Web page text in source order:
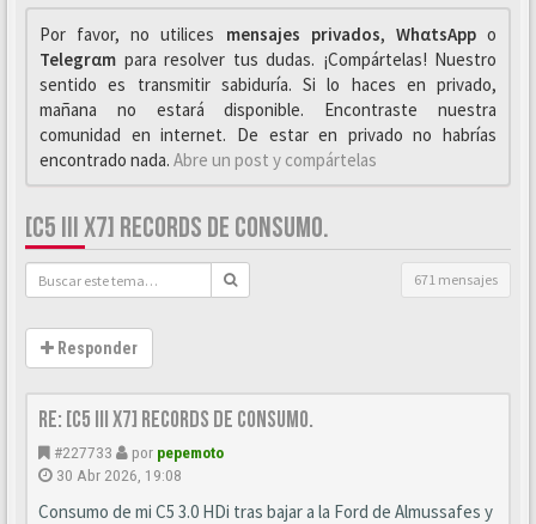
Por favor, no utilices mensajes privados, WhαtsAppo
Telegrαm para resolver tus dudas. ¡Compártelas! Nuestro
sentido es transmitir sabiduría. Si lo haces en privado,
mañana no estará disponible. Encontraste nuestra
comunidad en internet. De estar en privado no habrías
encontrado nada. Abre un post y compártelas
[C5 III X7] RECORDS DE CONSUMO.
671 mensajes
Responder
Re: [C5 III X7] Records de consumo.
#227733 por pepemoto
30 Abr 2026, 19:08
Consumo de mi C5 3.0 HDi tras bajar a la Ford de Almussafes y